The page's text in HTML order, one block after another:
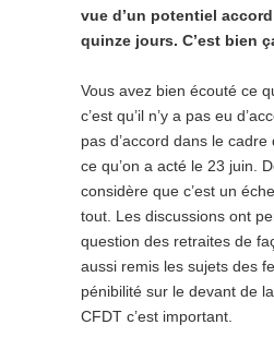
vue d’un potentiel
quinze jours. C’est bien
Vous avez bien écouté ce
c’est qu’il n’y a pas eu
pas d’accord dans le cadre
ce qu’on a acté le 23 juin.
considère que c’est un
tout. Les discussions ont
question des retraites de
aussi remis les sujets des
pénibilité sur le devant de
CFDT c’est important.